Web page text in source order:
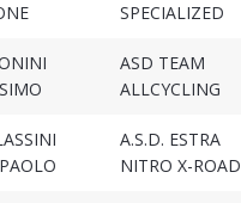
SPECIALIZED
ASD TEAM
ALLCYCLING
A.S.D. ESTRA
NITRO X-ROAD